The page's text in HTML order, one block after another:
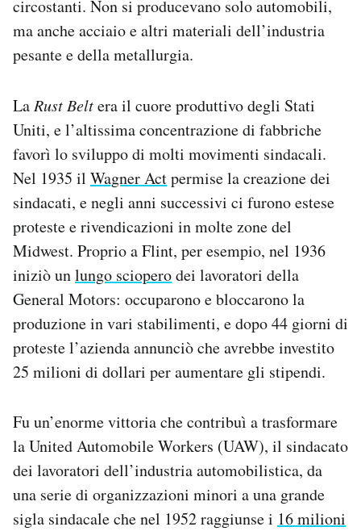
circostanti. Non si producevano solo automobili,
ma anche acciaio e altri materiali dell’industria
pesante e della metallurgia.
LaRust Beltera il cuore produttivo degli Stati
Uniti, e l’altissima concentrazione di fabbriche
favorì lo sviluppo di molti movimenti sindacali.
Nel 1935 il Wagner Actpermise la creazione dei
sindacati, e negli anni successivi ci furono estese
proteste e rivendicazioni in molte zone del
Midwest. Proprio a Flint, per esempio, nel 1936
iniziò unlungo scioperodei lavoratori della
General Motors: occuparono e bloccarono la
produzione in vari stabilimenti, e dopo 44 giorni di
proteste l’azienda annunciò che avrebbe investito
25 milioni di dollari per aumentare gli stipendi.
Fu un’enorme vittoria che contribuì a trasformare
la United Automobile Workers (UAW), il sindacato
dei lavoratori dell’industria automobilistica, da
una serie di organizzazioni minori a una grande
sigla sindacale che nel 1952 raggiunse i 16 milioni